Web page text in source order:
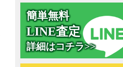
簡単無料
LINE査定
詳細はコチラ>>